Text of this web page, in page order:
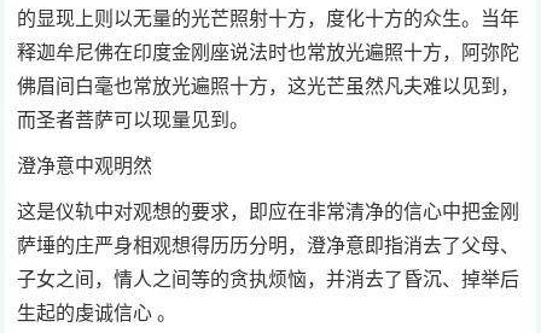
的显现上则以无量的光芒照射十方，度化十方的众生。当年
释迦牟尼佛在印度金刚座说法时也常放光遍照十方，阿弥陀
佛眉间白毫也常放光遍照十方，这光芒虽然凡夫难以见到，
而圣者菩萨可以现量见到。
澄净意中观明然
这是仪轨中对观想的要求，即应在非常清净的信心中把金刚
萨埵的庄严身相观想得历历分明，澄净意即指消去了父母、
子女之间，情人之间等的贪执烦恼，并消去了昏沉、掉举后
生起的虔诚信心 。